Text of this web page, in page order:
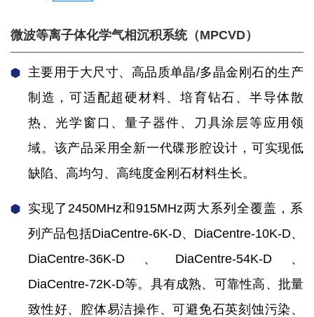
微波等离子体化学气相沉积系统（MPCVD）
主要用于大尺寸、高品质单晶/多晶金刚石的生产
制造，可适配超硬材料、培育钻石、半导体散
热、光学窗口、量子器件、刀具涂层等应用领
域。该产品采用全新一代碟形腔设计，可实现低
缺陷、高均匀、高纯度金刚石材料生长。
实现了2450MHz和915MHz两大系列全覆盖，系
列产品包括DiaCentre-6K-D、DiaCentre-10K-D、
DiaCentre-36K-D、DiaCentre-54K-D、
DiaCentre-72K-D等。具有成熟、可靠性高、批量
致性好、腔体易洁操作、可避免石英刻蚀污染、